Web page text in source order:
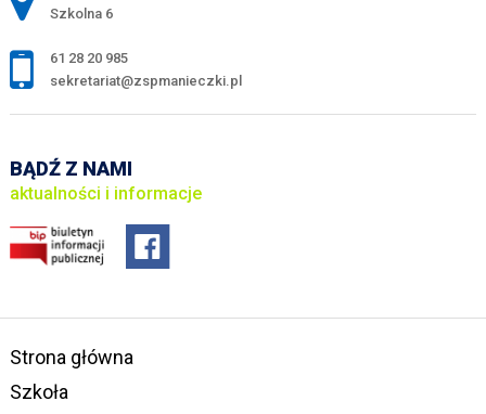
Szkolna 6
61 28 20 985
sekretariat@zspmanieczki.pl
BĄDŹ Z NAMI
aktualności i informacje
Strona główna
Szkoła